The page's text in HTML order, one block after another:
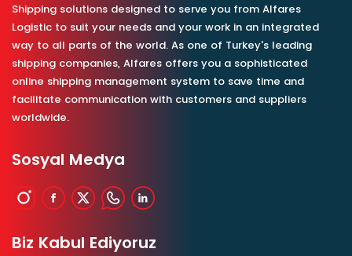
Shipping solutions designed to serve you from Alfares
Logistic to suit your needs and your work in an integrated
way to all parts of the world. As one of Turkey's leading
shipping companies, Alfares offers you a sophisticated
online shipping management system to save time and
facilitate communication with customers and suppliers
worldwide.
Sosyal Medya
Biz Kabul Ediyoruz